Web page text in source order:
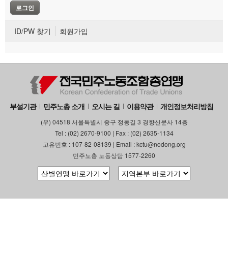
ID/PW 찾기 회원가입
부설기관 민주노총 소개 오시는 길 이용약관 개인정보처리방침
(우) 04518 서울특별시 중구 정동길 3 경향신문사 14층
Tel : (02) 2670-9100 | Fax : (02) 2635-1134
고유번호 : 107-82-08139 | Email : kctu@nodong.org
민주노총 노동상담 1577-2260